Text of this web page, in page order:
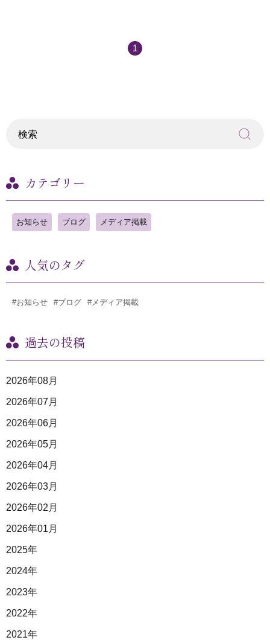
1
カテゴリー
お知らせ ブログ メディア掲載
人気のタグ
#お知らせ #ブログ #メディア掲載
過去の投稿
2026年08月
2026年07月
2026年06月
2026年05月
2026年04月
2026年03月
2026年02月
2026年01月
2025年
2024年
2023年
2022年
2021年